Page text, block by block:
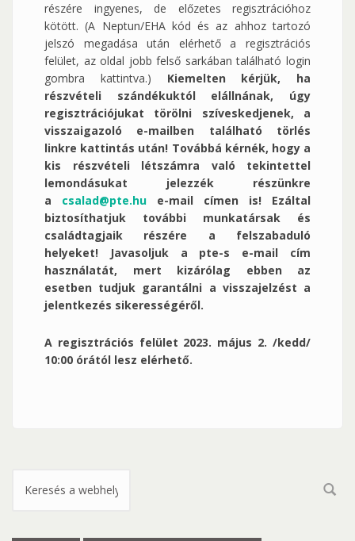
részére ingyenes, de előzetes regisztrációhoz
kötött. (A Neptun/EHA kód és az ahhoz tartozó
jelszó megadása után elérhető a regisztrációs
felület, az oldal jobb felső sarkában található login
gombra kattintva.) Kiemelten kérjük, ha
részvételi szándékuktól elállnának, úgy
regisztrációjukat törölni szíveskedjenek, a
visszaigazoló e-mailben található törlés
linkre kattintás után! Továbbá kérnék, hogy a
kis részvételi létszámra való tekintettel
lemondásukat jelezzék részünkre
a csalad@pte.hu e-mail címen is! Ezáltal
biztosíthatjuk további munkatársak és
családtagjaik részére a felszabaduló
helyeket!
Javasoljuk a pte-s e-mail cím
használatát, mert kizárólag ebben az
esetben tudjuk garantálni a visszajelzést a
jelentkezés sikerességéről.
A regisztrációs felület 2023. május 2. /kedd/
10:00 órától lesz elérhető.
Keresés űrlap